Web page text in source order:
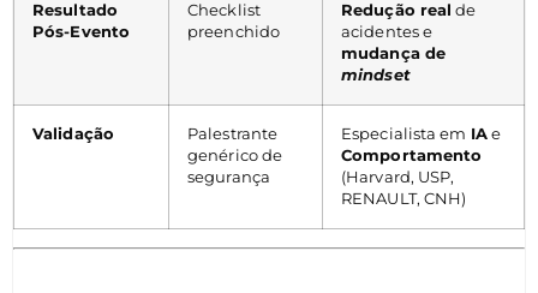
Resultado
Pós-Evento
Checklist
preenchido
Redução real de
acidentes e
mudança de
mindset
Validação
Palestrante
genérico de
segurança
Especialista em IAe
Comportamento
(Harvard, USP,
RENAULT, CNH)